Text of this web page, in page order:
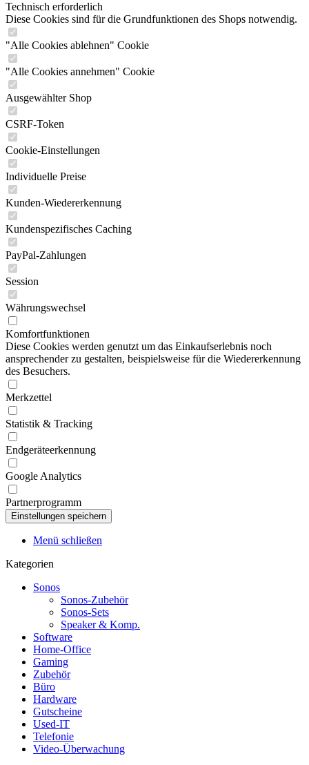
Technisch erforderlich
Diese Cookies sind für die Grundfunktionen des Shops notwendig.
"Alle Cookies ablehnen" Cookie
"Alle Cookies annehmen" Cookie
Ausgewählter Shop
CSRF-Token
Cookie-Einstellungen
Individuelle Preise
Kunden-Wiedererkennung
Kundenspezifisches Caching
PayPal-Zahlungen
Session
Währungswechsel
Komfortfunktionen
Diese Cookies werden genutzt um das Einkaufserlebnis noch
ansprechender zu gestalten, beispielsweise für die Wiedererkennung
des Besuchers.
Merkzettel
Statistik & Tracking
Endgeräteerkennung
Google Analytics
Partnerprogramm
Menü schließen
Kategorien
Sonos
Sonos-Zubehör
Sonos-Sets
Speaker & Komp.
Software
Home-Office
Gaming
Zubehör
Büro
Hardware
Gutscheine
Used-IT
Telefonie
Video-Überwachung